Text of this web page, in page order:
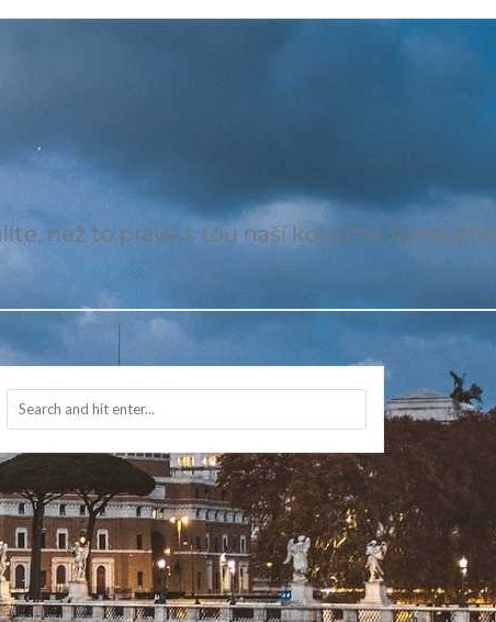
než to právě s tou naší konečně vyhrajete.